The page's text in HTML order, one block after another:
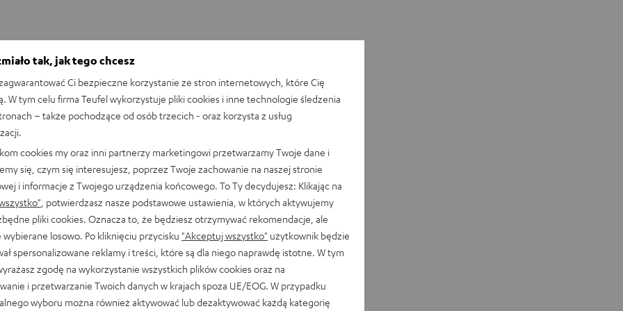
tak, jak tego chcesz
Ci bezpieczne korzystanie ze stron internetowych, które Cię
W tym celu firma Teufel wykorzystuje pliki cookies i inne technologie śledzenia
– także pochodzące od osób trzecich - oraz korzysta z usług
cookies my oraz inni partnerzy marketingowi przetwarzamy Twoje dane i
się, czym się interesujesz, poprzez Twoje zachowanie na naszej stronie
i informacje z Twojego urządzenia końcowego. To Ty decydujesz: Klikając na
, potwierdzasz nasze podstawowe ustawienia, w których aktywujemy
pliki cookies. Oznacza to, że będziesz otrzymywać rekomendacje, ale
wybierane losowo. Po kliknięciu przycisku "Akceptuj wszystko" użytkownik będzie
spersonalizowane reklamy i treści, które są dla niego naprawdę istotne. W tym
zgodę na wykorzystanie wszystkich plików cookies oraz na
i przetwarzanie Twoich danych w krajach spoza UE/EOG. W przypadku
wyboru można również aktywować lub dezaktywować każdą kategorię